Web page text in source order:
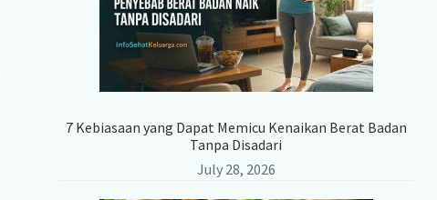
7 Kebiasaan yang Dapat Memicu Kenaikan Berat Badan
Tanpa Disadari
July 28, 2026